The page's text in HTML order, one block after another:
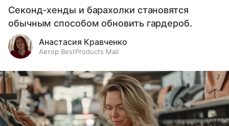
Секонд-хенды и барахолки становятся
обычным способом обновить гардероб.
Анастасия Кравченко
Автор BestProducts Mail